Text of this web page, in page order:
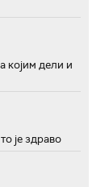
којим дели и
је здраво